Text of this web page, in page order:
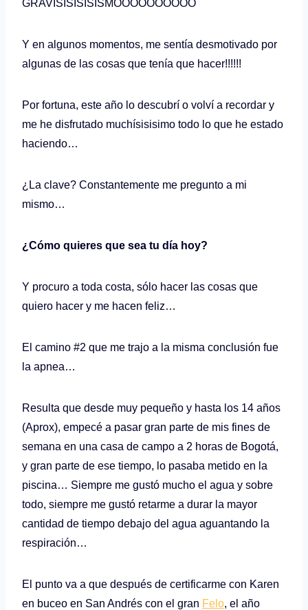
GRAVÍSISISISISMOOOOOOOOOO
Y en algunos momentos, me sentía desmotivado por
algunas de las cosas que tenía que hacer!!!!!!
Por fortuna, este año lo descubrí o volví a recordar y
me he disfrutado muchísisisimo todo lo que he estado
haciendo…
¿La clave? Constantemente me pregunto a mi
mismo…
¿Cómo quieres que sea tu día hoy?
Y procuro a toda costa, sólo hacer las cosas que
quiero hacer y me hacen feliz…
El camino #2 que me trajo a la misma conclusión fue
la apnea…
Resulta que desde muy pequeño y hasta los 14 años
(Aprox), empecé a pasar gran parte de mis fines de
semana en una casa de campo a 2 horas de Bogotá,
y gran parte de ese tiempo, lo pasaba metido en la
piscina… Siempre me gustó mucho el agua y sobre
todo, siempre me gustó retarme a durar la mayor
cantidad de tiempo debajo del agua aguantando la
respiración…
El punto va a que después de certificarme con Karen
en buceo en San Andrés con el gran Felo, el año